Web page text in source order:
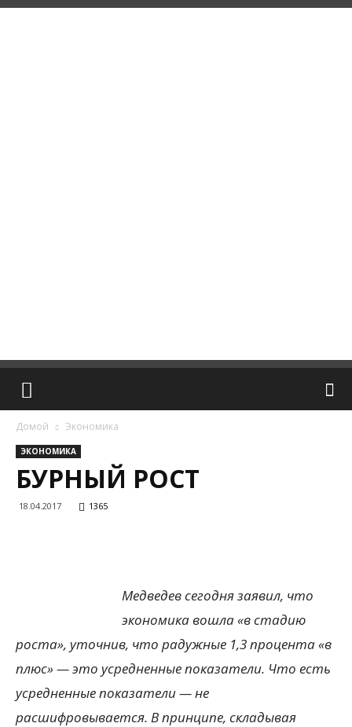
Домой Экономика
ЭКОНОМИКА
БУРНЫЙ РОСТ
18.04.2017 1365
Медведев сегодня заявил, что
экономика вошла «в стадию
роста», уточнив, что радужные 1,3 процента «в
плюс» — это усредненные показатели. Что есть
усредненные показатели — не
расшифровывается. В принципе, складывая